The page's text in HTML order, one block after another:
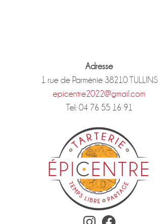
Adresse
1 rue de Parménie 38210 TULLINS
epicentre2022@gmail.com
Tel: 04 76 55 16 91